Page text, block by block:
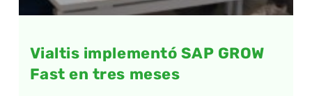
Vialtis implementó SAP GROW
Fast en tres meses